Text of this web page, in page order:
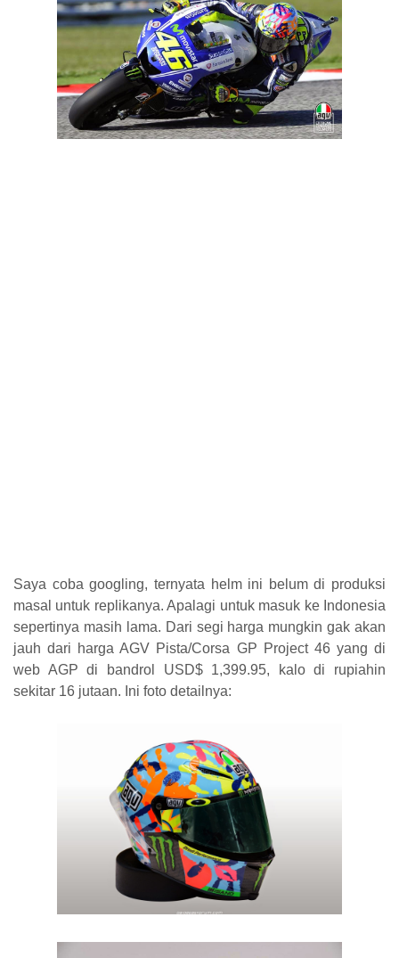
Saya coba googling, ternyata helm ini belum di produksi
masal untuk replikanya. Apalagi untuk masuk ke Indonesia
sepertinya masih lama. Dari segi harga mungkin gak akan
jauh dari harga AGV Pista/Corsa GP Project 46 yang di
web AGP di bandrol USD$ 1,399.95, kalo di rupiahin
sekitar 16 jutaan. Ini foto detailnya: